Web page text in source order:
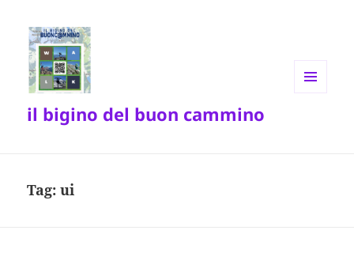
il bigino del buon cammino
Tag:ui